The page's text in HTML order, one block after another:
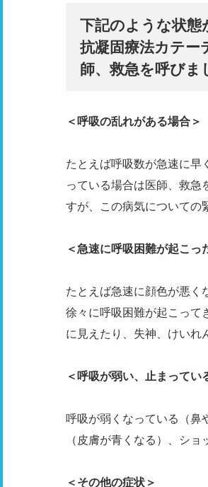
下記のような状態
抗凝固療法カテー
師、救急を呼びま
＜呼吸の乱れがある場合＞
たとえば呼吸数が急速に早
っている場合は医師、救急
すが、この病気についての
＜急速に呼吸困難が起こっ
たとえば急速に顔色が悪く
徐々に呼吸困難が起こって
に見えたり、失神、けいれ
＜呼吸が弱い、止まってい
呼吸が弱くなっている（鼻
（皮膚が青くなる）、シ
＜その他の症状＞